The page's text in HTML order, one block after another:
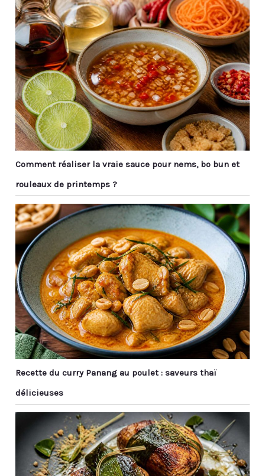
(Noel, anniversaire...)
pour faire plaisir ou se
faire plaisir. ⛩️ EN
DIRECT D’ASIE - La
Chineuse est une
marque française qui
source et importe des
objets traditionnels
asiatiques. Services à
thé, jardins japonais,
bijoux, statuettes,
calligraphies, décos
les plus belles idées
pour agrémenter vos
intérieurs et faire
voyager vos proches.
japonais typique en duo.
Immersion totale dans
la gastronomie
nipponne pour le plus
grand plaisir de vos
papilles ! 🎁 IDÉE
CADEAU ORIGINALE -
Livré dans son élégant
coffret cadeau, cet
ensemble bols et
baguettes japonais au
style zen décoré de
fleurs de cerisier
cuisine nipponne. Un
objet déco à offrir en
toute occasion (Noel,
anniversaire...) pour faire
plaisir ou se faire plaisir.
⛩️ EN DIRECT D’ASIE - La
Chineuse est une
marque française qui
source et importe des
objets traditionnels
asiatiques. Services à
thé, jardins japonais,
bijoux, statuettes,
calligraphies, décos
cadeau et décoration
pour agrémenter vos
intérieurs et faire
voyager vos proches.
Comment réaliser la vraie sauce pour nems, bo bun et
rouleaux de printemps ?
Recette du curry Panang au poulet : saveurs thaï
délicieuses